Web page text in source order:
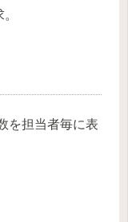
を担当者毎に表